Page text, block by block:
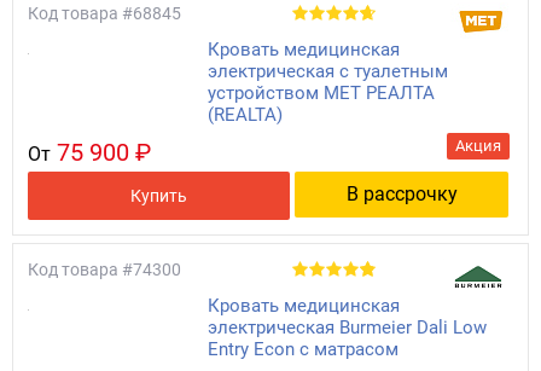
Код товара #68845
Кровать медицинская
электрическая с туалетным
устройством МЕТ РЕАЛТА
(REALTA)
Акция
От 75 900 ₽
Купить В рассрочку
Код товара #74300
Кровать медицинская
электрическая Burmeier Dali Low
Entry Econ с матрасом